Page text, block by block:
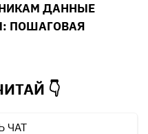
ДАННЫЕ
ПОШАГОВАЯ
👇
ЧАТ